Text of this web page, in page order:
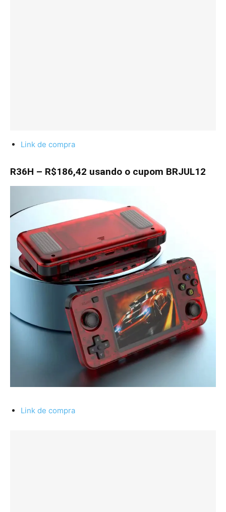
Link de compra
R36H – R$186,42 usando o cupom BRJUL12
Link de compra